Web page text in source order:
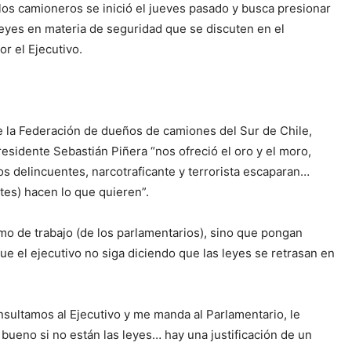
camioneros se inició el jueves pasado y busca presionar
en materia de seguridad que se discuten en el
el Ejecutivo.
Federación de dueños de camiones del Sur de Chile,
Sebastián Piñera “nos ofreció el oro y el moro,
delincuentes, narcotraficante y terrorista escaparan…
hacen lo que quieren”.
de trabajo (de los parlamentarios), sino que pongan
el ejecutivo no siga diciendo que las leyes se retrasan en
al Ejecutivo y me manda al Parlamentario, le
si no están las leyes… hay una justificación de un